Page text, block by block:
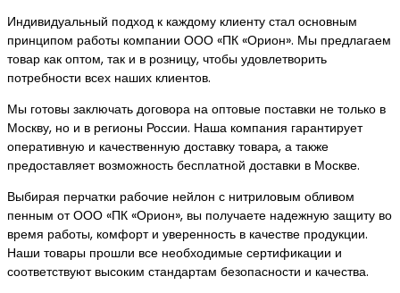
Индивидуальный подход к каждому клиенту стал основным
принципом работы компании ООО «ПК «Орион». Мы предлагаем
товар как оптом, так и в розницу, чтобы удовлетворить
потребности всех наших клиентов.
Мы готовы заключать договора на оптовые поставки не только в
Москву, но и в регионы России. Наша компания гарантирует
оперативную и качественную доставку товара, а также
предоставляет возможность бесплатной доставки в Москве.
Выбирая перчатки рабочие нейлон с нитриловым обливом
пенным от ООО «ПК «Орион», вы получаете надежную защиту во
время работы, комфорт и уверенность в качестве продукции.
Наши товары прошли все необходимые сертификации и
соответствуют высоким стандартам безопасности и качества.